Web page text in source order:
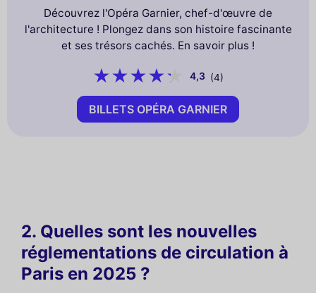
Découvrez l'Opéra Garnier, chef-d'œuvre de
l'architecture ! Plongez dans son histoire fascinante
et ses trésors cachés. En savoir plus !
4,3 (4)
BILLETS OPÉRA GARNIER
2. Quelles sont les nouvelles
réglementations de circulation à
Paris en 2025 ?